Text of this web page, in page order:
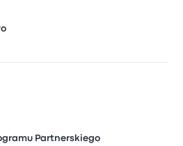
Partnerskiego